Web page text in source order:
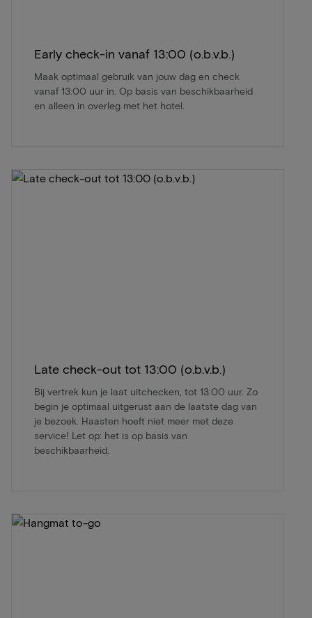
Early check-in vanaf 13:00 (o.b.v.b.)
Maak optimaal gebruik van jouw dag en check
vanaf 13:00 uur in. Op basis van beschikbaarheid
en alleen in overleg met het hotel.
Late check-out tot 13:00 (o.b.v.b.)
Bij vertrek kun je laat uitchecken, tot 13:00 uur. Zo
begin je optimaal uitgerust aan de laatste dag van
je bezoek. Haasten hoeft niet meer met deze
service! Let op: het is op basis van
beschikbaarheid.